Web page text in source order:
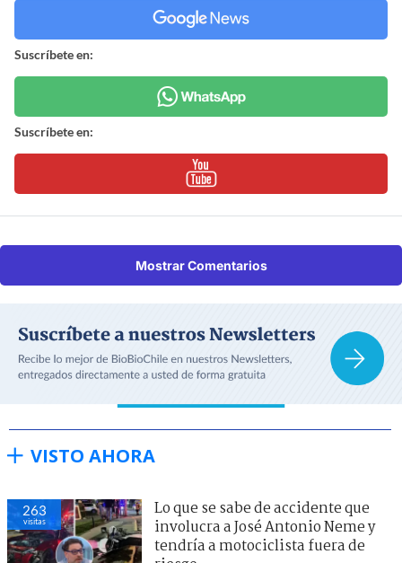
Suscríbete en:
Suscríbete en:
Mostrar Comentarios
VISTO AHORA
263
visitas
Lo que se sabe de accidente que
involucra a José Antonio Neme y
tendría a motociclista fuera de